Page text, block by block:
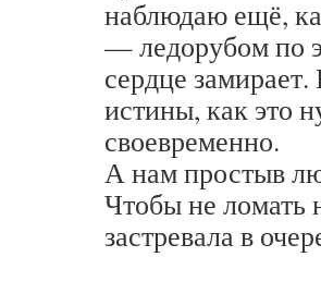
наблюдаю ещё,
— ледорубом по
сердце
истины, как это
своевременно.
А нам простыв
Чтобы не ломать
застревала в